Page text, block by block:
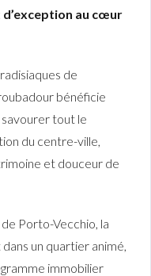
au cœur
de
bénéficie
tout le
du centre-ville,
et douceur de
Porto-Vecchio, la
un quartier animé,
immobilier